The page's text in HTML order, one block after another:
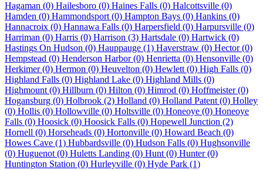
Hagaman (0) Hailesboro (0) Haines Falls (0) Halcottsville (0)
Hamden (0) Hammondsport (0) Hampton Bays (0) Hankins (0)
Hannacroix (0) Hannawa Falls (0) Harpersfield (0) Harpursville (0)
Harriman (0) Harris (0) Harrison (3) Hartsdale (0) Hartwick (0)
Hastings On Hudson (0) Hauppauge (1) Haverstraw (0) Hector (0)
Hempstead (0) Henderson Harbor (0) Henrietta (0) Hensonville (0)
Herkimer (0) Hermon (0) Heuvelton (0) Hewlett (0) High Falls (0)
Highland Falls (0) Highland Lake (0) Highland Mills (0)
Highmount (0) Hillburn (0) Hilton (0) Himrod (0) Hoffmeister (0)
Hogansburg (0) Holbrook (2) Holland (0) Holland Patent (0) Holley
(0) Hollis (0) Hollowville (0) Holtsville (0) Honeoye (0) Honeoye
Falls (0) Hoosick (0) Hoosick Falls (0) Hopewell Junction (2)
Hornell (0) Horseheads (0) Hortonville (0) Howard Beach (0)
Howes Cave (1) Hubbardsville (0) Hudson Falls (0) Hughsonville
(0) Huguenot (0) Huletts Landing (0) Hunt (0) Hunter (0)
Huntington Station (0) Hurleyville (0) Hyde Park (1)